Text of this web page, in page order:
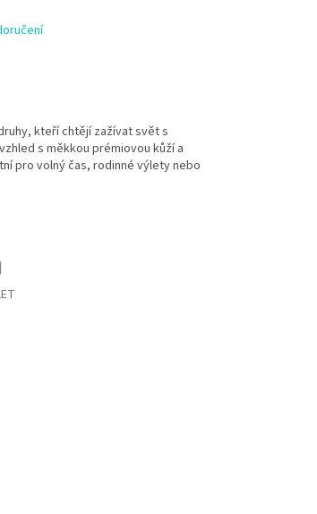
kteří chtějí zažívat svět s
s měkkou prémiovou kůží a
pro volný čas, rodinné výlety nebo